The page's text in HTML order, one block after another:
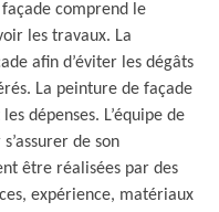
comprend le
les travaux. La
afin d’éviter les dégâts
La peinture de façade
dépenses. L’équipe de
de son
être réalisées par des
expérience, matériaux